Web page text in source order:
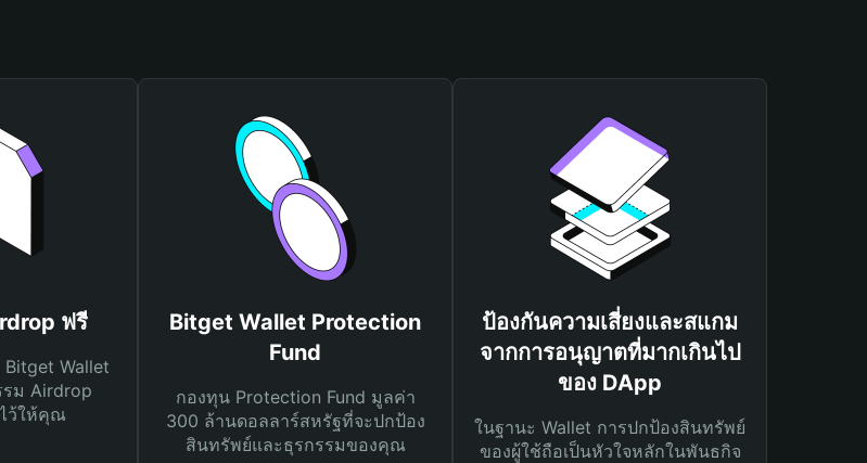
ฟรี
Wallet
รม Airdrop
ว้ให้คุณ
Bitget Wallet Protection
Fund
กองทุน Protection Fund มูลค่า
300 ล้านดอลลาร์สหรัฐที่จะปกป้อง
สินทรัพย์และธุรกรรมของคุณ
ป้องกันความเสี่ยงและสแกม
จากการอนุญาตที่มากเกินไป
ของ DApp
ในฐานะ Wallet การปกป้องสินทรัพย์
ของผู้ใช้ถือเป็นหัวใจหลักในพันธกิจ